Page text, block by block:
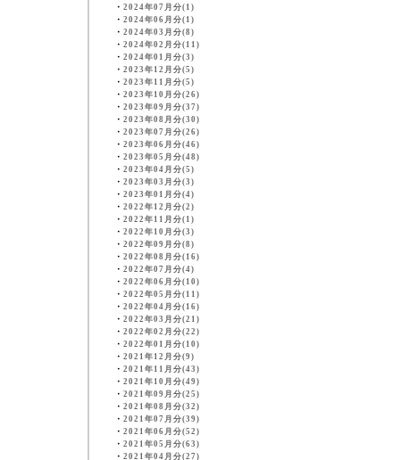
・ 2024年07月分(1)
・ 2024年06月分(1)
・ 2024年03月分(8)
・ 2024年02月分(11)
・ 2024年01月分(3)
・ 2023年12月分(5)
・ 2023年11月分(5)
・ 2023年10月分(26)
・ 2023年09月分(37)
・ 2023年08月分(30)
・ 2023年07月分(26)
・ 2023年06月分(46)
・ 2023年05月分(48)
・ 2023年04月分(5)
・ 2023年03月分(3)
・ 2023年01月分(4)
・ 2022年12月分(2)
・ 2022年11月分(1)
・ 2022年10月分(3)
・ 2022年09月分(8)
・ 2022年08月分(16)
・ 2022年07月分(4)
・ 2022年06月分(10)
・ 2022年05月分(11)
・ 2022年04月分(16)
・ 2022年03月分(21)
・ 2022年02月分(22)
・ 2022年01月分(10)
・ 2021年12月分(9)
・ 2021年11月分(43)
・ 2021年10月分(49)
・ 2021年09月分(25)
・ 2021年08月分(32)
・ 2021年07月分(39)
・ 2021年06月分(52)
・ 2021年05月分(63)
・ 2021年04月分(27)